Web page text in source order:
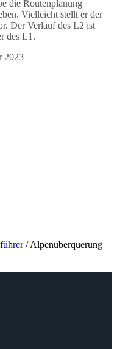
die Routenplanung
Vielleicht stellt er der
Der Verlauf des L2 ist
des L1.
2023
/Alpenüberquerung